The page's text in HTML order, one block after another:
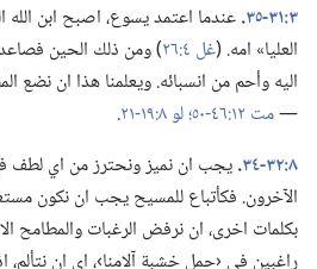
٣:‏٣١-‏٣٥ ‏.‏عندما اعتمد يسوع،‏ اصبح ابن
العليا» امه.‏ (‏غل ٤:‏٢٦
‏)‏ ومن ذلك الحين
اليه وأحم من انسبائه.‏ ويعلمنا هذا ان نضع
—‏مت ١٢:‏٤٦-‏٥٠؛‏ لو ٨:‏١٩-‏٢١
‏.‏
٨:‏٣٢-‏٣٤
‏.‏يجب ان نميز ونحترز من اي لطف
الآخرون.‏ فكأتباع للمسيح يجب ان نكون
بكلمات اخرى،‏ ان نرفض الرغبات والمطامح
راغبين في ‹حمل خشبة آلامنا›،‏ اي ان نتألم،‏